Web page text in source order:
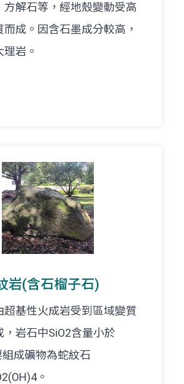
方解石等，經地殼變動受高
而成。因含石墨成分較高，
岩。
岩(含石榴子石)
超基性火成岩受到區域變質
，岩石中SiO2含量小於
組成礦物為蛇紋石
。